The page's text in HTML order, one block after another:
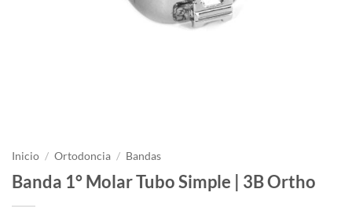
Inicio / Ortodoncia / Bandas
Banda 1° Molar Tubo Simple | 3B Ortho